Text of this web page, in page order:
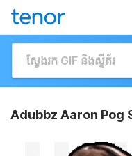
Adubbz Aaron Pog